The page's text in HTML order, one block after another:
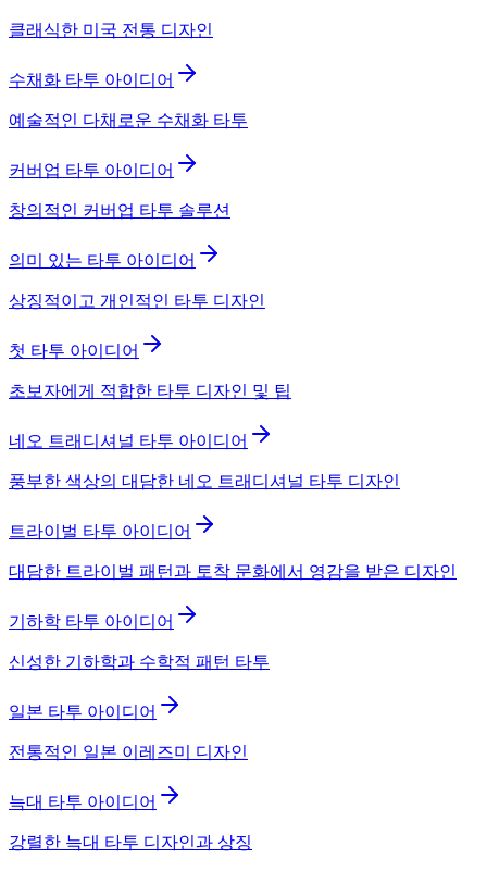
클래식한 미국 전통 디자인
수채화 타투 아이디어
예술적인 다채로운 수채화 타투
커버업 타투 아이디어
창의적인 커버업 타투 솔루션
의미 있는 타투 아이디어
상징적이고 개인적인 타투 디자인
첫 타투 아이디어
초보자에게 적합한 타투 디자인 및 팁
네오 트래디셔널 타투 아이디어
풍부한 색상의 대담한 네오 트래디셔널 타투 디자인
트라이벌 타투 아이디어
대담한 트라이벌 패턴과 토착 문화에서 영감을 받은 디자인
기하학 타투 아이디어
신성한 기하학과 수학적 패턴 타투
일본 타투 아이디어
전통적인 일본 이레즈미 디자인
늑대 타투 아이디어
강렬한 늑대 타투 디자인과 상징